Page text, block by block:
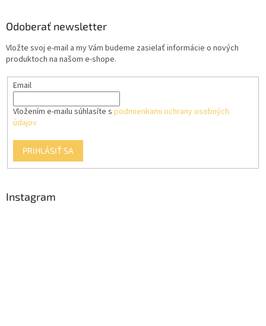
Odoberať newsletter
Vložte svoj e-mail a my Vám budeme zasielať informácie o nových
produktoch na našom e-shope.
Email
Vložením e-mailu súhlasíte s podmienkami ochrany osobných
údajov
PRIHLÁSIŤ SA
Instagram